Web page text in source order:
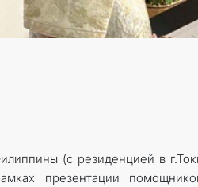
PROJECTS AND USEFUL
(с резиденцией в
презентации